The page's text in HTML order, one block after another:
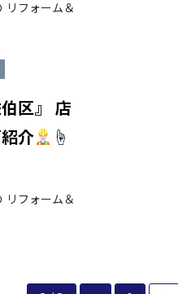
リフォーム＆
伯区』 店
介
☝
リフォーム＆